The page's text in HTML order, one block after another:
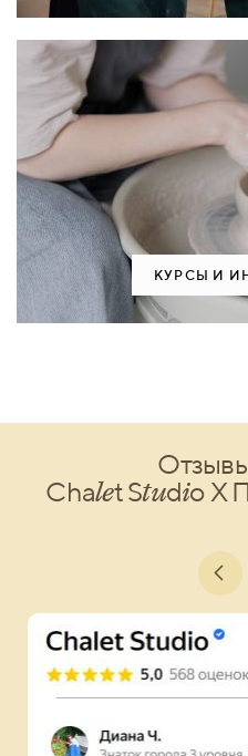
КУРСЫ И
Chalet Studio X